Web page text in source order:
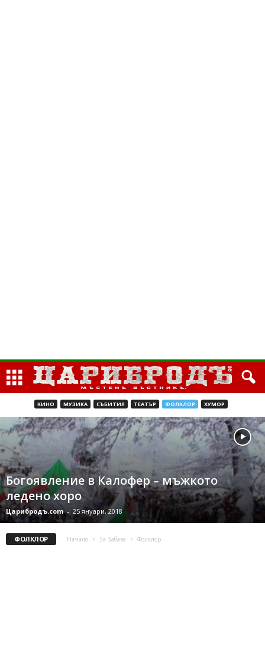
КИНО МУЗИКА СЪБИТИЯ ТЕАТЪР ФОЛКЛОР ХУМОР
Богоявление в Калофер – мъжкото
ледено хоро
Царибродъ.com - 25 януари, 2018
ФОЛКЛОР Начало За Забава Фолклор